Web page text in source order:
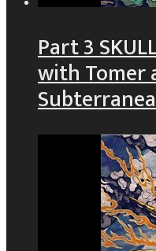
Part 3
with Tomer